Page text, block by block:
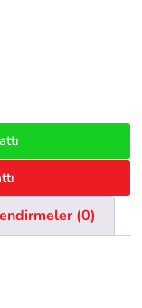
(0)